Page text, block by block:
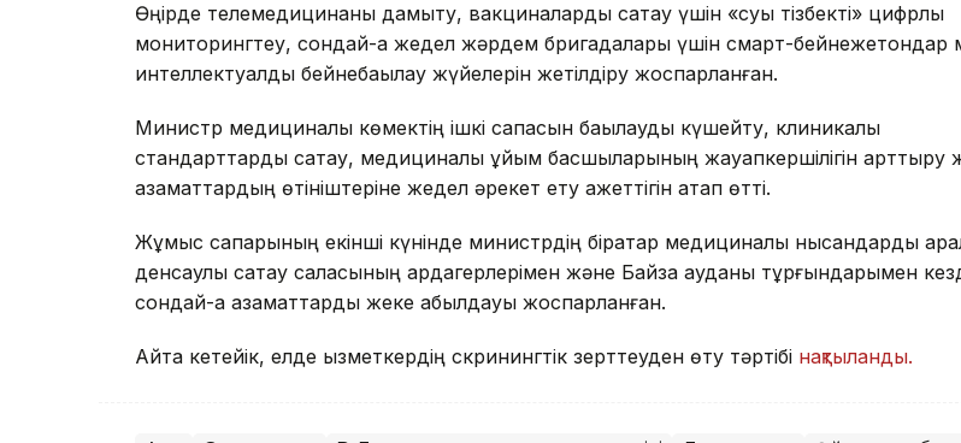
Өңірде телемедицинаны дамыту, вакциналарды сақтау үшін «суық тізбекті» цифрлық
мониторингтеу, сондай-ақ жедел жәрдем бригадалары үшін смарт-бейнежетондар
интеллектуалды бейнебақылау жүйелерін жетілдіру жоспарланған.
Министр медициналық көмектің ішкі сапасын бақылауды күшейту, клиникалық
стандарттарды сақтау, медициналық ұйым басшыларының жауапкершілігін арттыру
азаматтардың өтініштеріне жедел әрекет ету қажеттігін атап өтті.
Жұмыс сапарының екінші күнінде министрдің бірқатар медициналық нысандарды
денсаулық сақтау саласының ардагерлерімен және Байзақ ауданы тұрғындарымен
сондай-ақ азаматтарды жеке қабылдауы жоспарланған.
Айта кетейік, елде қызметкердің скринингтік зерттеуден өту тәртібі нақтыланды.